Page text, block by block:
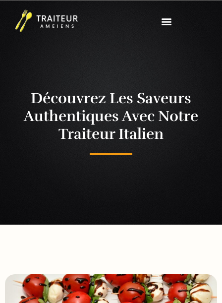
Découvrez Les Saveurs
Authentiques Avec Notre
Traiteur Italien